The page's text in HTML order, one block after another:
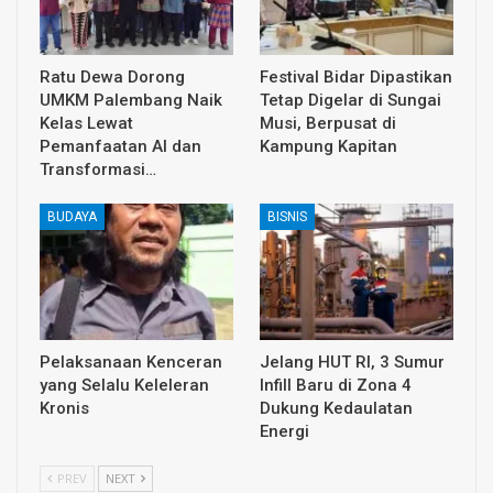
Ratu Dewa Dorong
UMKM Palembang Naik
Kelas Lewat
Pemanfaatan AI dan
Transformasi…
Festival Bidar Dipastikan
Tetap Digelar di Sungai
Musi, Berpusat di
Kampung Kapitan
BUDAYA
Pelaksanaan Kenceran
yang Selalu Keleleran
Kronis
BISNIS
Jelang HUT RI, 3 Sumur
Infill Baru di Zona 4
Dukung Kedaulatan
Energi
PREV NEXT